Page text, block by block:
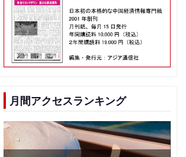
月間アクセスランキング